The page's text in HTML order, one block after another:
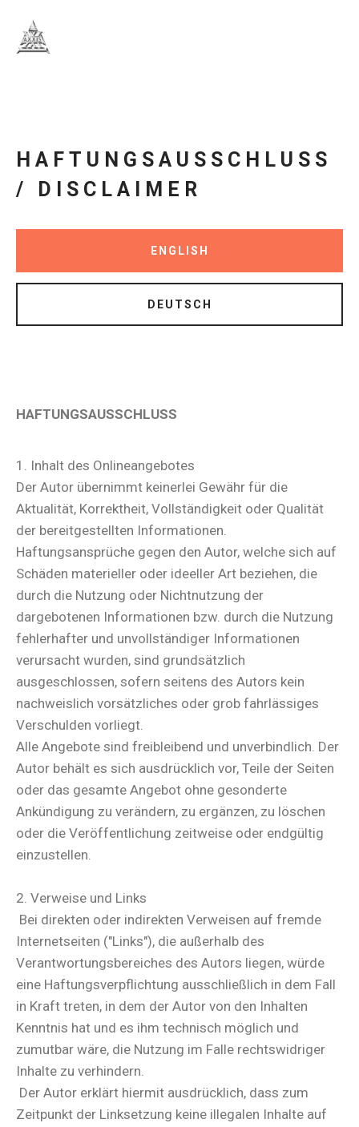
HAFTUNGSAUSSCHLUSS
/ DISCLAIMER
ENGLISH
DEUTSCH
HAFTUNGSAUSSCHLUSS
1. Inhalt des Onlineangebotes
Der Autor übernimmt keinerlei Gewähr für die
Aktualität, Korrektheit, Vollständigkeit oder Qualität
der bereitgestellten Informationen.
Haftungsansprüche gegen den Autor, welche sich auf
Schäden materieller oder ideeller Art beziehen, die
durch die Nutzung oder Nichtnutzung der
dargebotenen Informationen bzw. durch die Nutzung
fehlerhafter und unvollständiger Informationen
verursacht wurden, sind grundsätzlich
ausgeschlossen, sofern seitens des Autors kein
nachweislich vorsätzliches oder grob fahrlässiges
Verschulden vorliegt.
Alle Angebote sind freibleibend und unverbindlich. Der
Autor behält es sich ausdrücklich vor, Teile der Seiten
oder das gesamte Angebot ohne gesonderte
Ankündigung zu verändern, zu ergänzen, zu löschen
oder die Veröffentlichung zeitweise oder endgültig
einzustellen.
2. Verweise und Links
Bei direkten oder indirekten Verweisen auf fremde
Internetseiten ("Links"), die außerhalb des
Verantwortungsbereiches des Autors liegen, würde
eine Haftungsverpflichtung ausschließlich in dem Fall
in Kraft treten, in dem der Autor von den Inhalten
Kenntnis hat und es ihm technisch möglich und
zumutbar wäre, die Nutzung im Falle rechtswidriger
Inhalte zu verhindern.
Der Autor erklärt hiermit ausdrücklich, dass zum
Zeitpunkt der Linksetzung keine illegalen Inhalte auf